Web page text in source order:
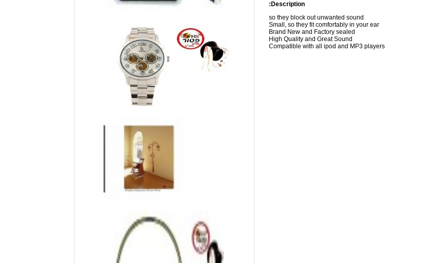
Description:
so they block out unwanted sound
Small, so they fit comfortably in your ear
Brand New and Factory sealed
High Quality and Great Sound
Compatible with all ipod and MP3 players